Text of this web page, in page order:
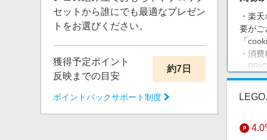
セットから誰にでも最適なプレゼン
トをお選びください。
獲得予定ポイント
反映までの目安
約7日
ポイントバックサポート制度
・楽
要がご
「
・消
・
・ギフ